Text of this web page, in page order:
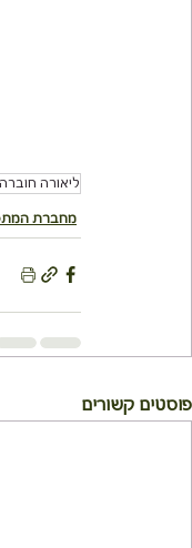
ליאורה חוברה
מחברת
פוסטים קשורים